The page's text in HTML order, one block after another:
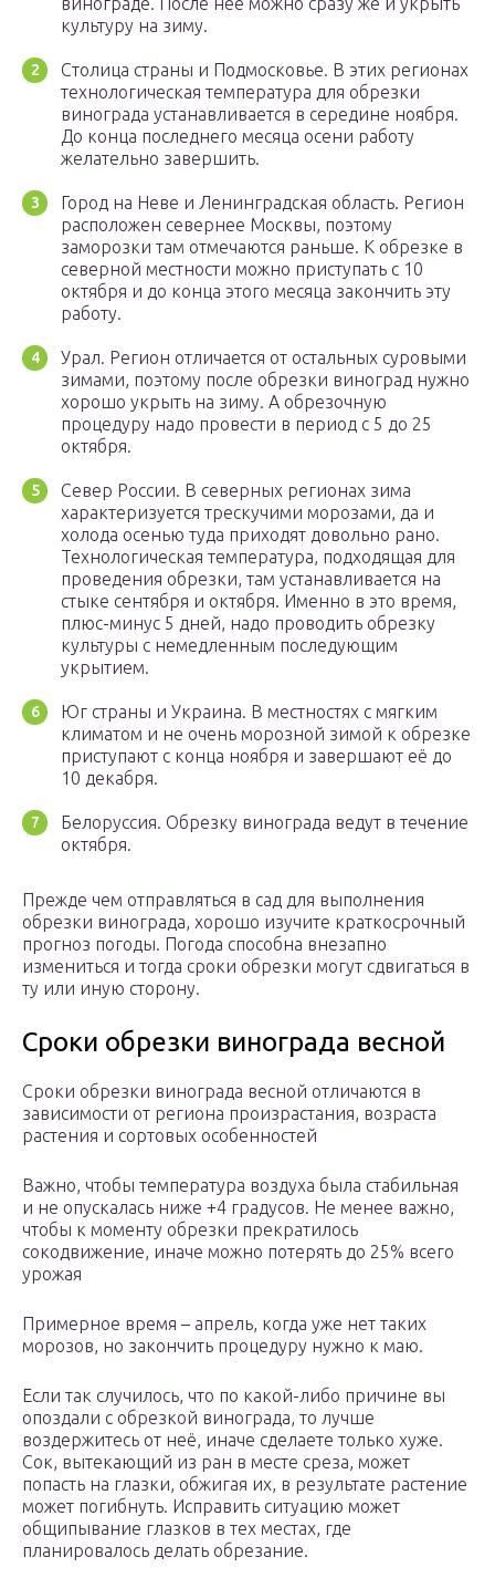
культуру на зиму.
Столица страны и Подмосковье. В этих регионах
технологическая температура для обрезки
винограда устанавливается в середине ноября.
До конца последнего месяца осени работу
желательно завершить.
Город на Неве и Ленинградская область. Регион
расположен севернее Москвы, поэтому
заморозки там отмечаются раньше. К обрезке в
северной местности можно приступать с 10
октября и до конца этого месяца закончить эту
работу.
Урал. Регион отличается от остальных суровыми
зимами, поэтому после обрезки виноград нужно
хорошо укрыть на зиму. А обрезочную
процедуру надо провести в период с 5 до 25
октября.
Север России. В северных регионах зима
характеризуется трескучими морозами, да и
холода осенью туда приходят довольно рано.
Технологическая температура, подходящая для
проведения обрезки, там устанавливается на
стыке сентября и октября. Именно в это время,
плюс-минус 5 дней, надо проводить обрезку
культуры с немедленным последующим
укрытием.
Юг страны и Украина. В местностях с мягким
климатом и не очень морозной зимой к обрезке
приступают с конца ноября и завершают её до
10 декабря.
Белоруссия. Обрезку винограда ведут в течение
октября.
Прежде чем отправляться в сад для выполнения
обрезки винограда, хорошо изучите краткосрочный
прогноз погоды. Погода способна внезапно
измениться и тогда сроки обрезки могут сдвигаться в
ту или иную сторону.
Сроки обрезки винограда весной
Сроки обрезки винограда весной отличаются в
зависимости от региона произрастания, возраста
растения и сортовых особенностей
Важно, чтобы температура воздуха была стабильная
и не опускалась ниже +4 градусов. Не менее важно,
чтобы к моменту обрезки прекратилось
сокодвижение, иначе можно потерять до 25% всего
урожая
Примерное время – апрель, когда уже нет таких
морозов, но закончить процедуру нужно к маю.
Если так случилось, что по какой-либо причине вы
опоздали с обрезкой винограда, то лучше
воздержитесь от неё, иначе сделаете только хуже.
Сок, вытекающий из ран в месте среза, может
попасть на глазки, обжигая их, в результате растение
может погибнуть. Исправить ситуацию может
общипывание глазков в тех местах, где
планировалось делать обрезание.